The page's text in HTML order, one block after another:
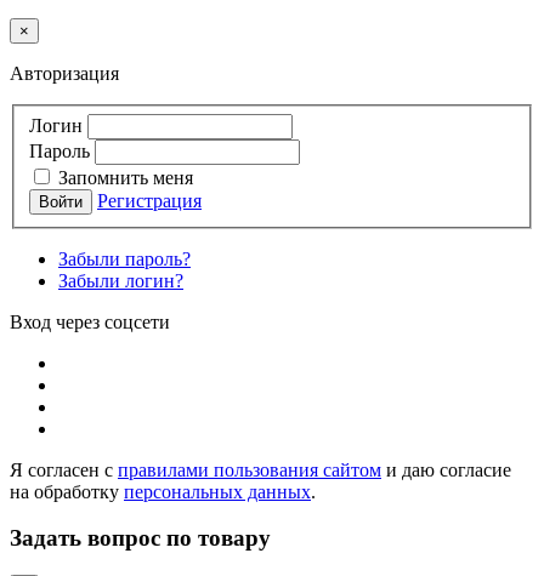
×
Авторизация
Логин
Пароль
Запомнить меня
Регистрация
Забыли пароль?
Забыли логин?
Вход через соцсети
Я согласен с правилами пользования сайтом и даю согласие
на обработку персональных данных.
Задать вопрос по товару